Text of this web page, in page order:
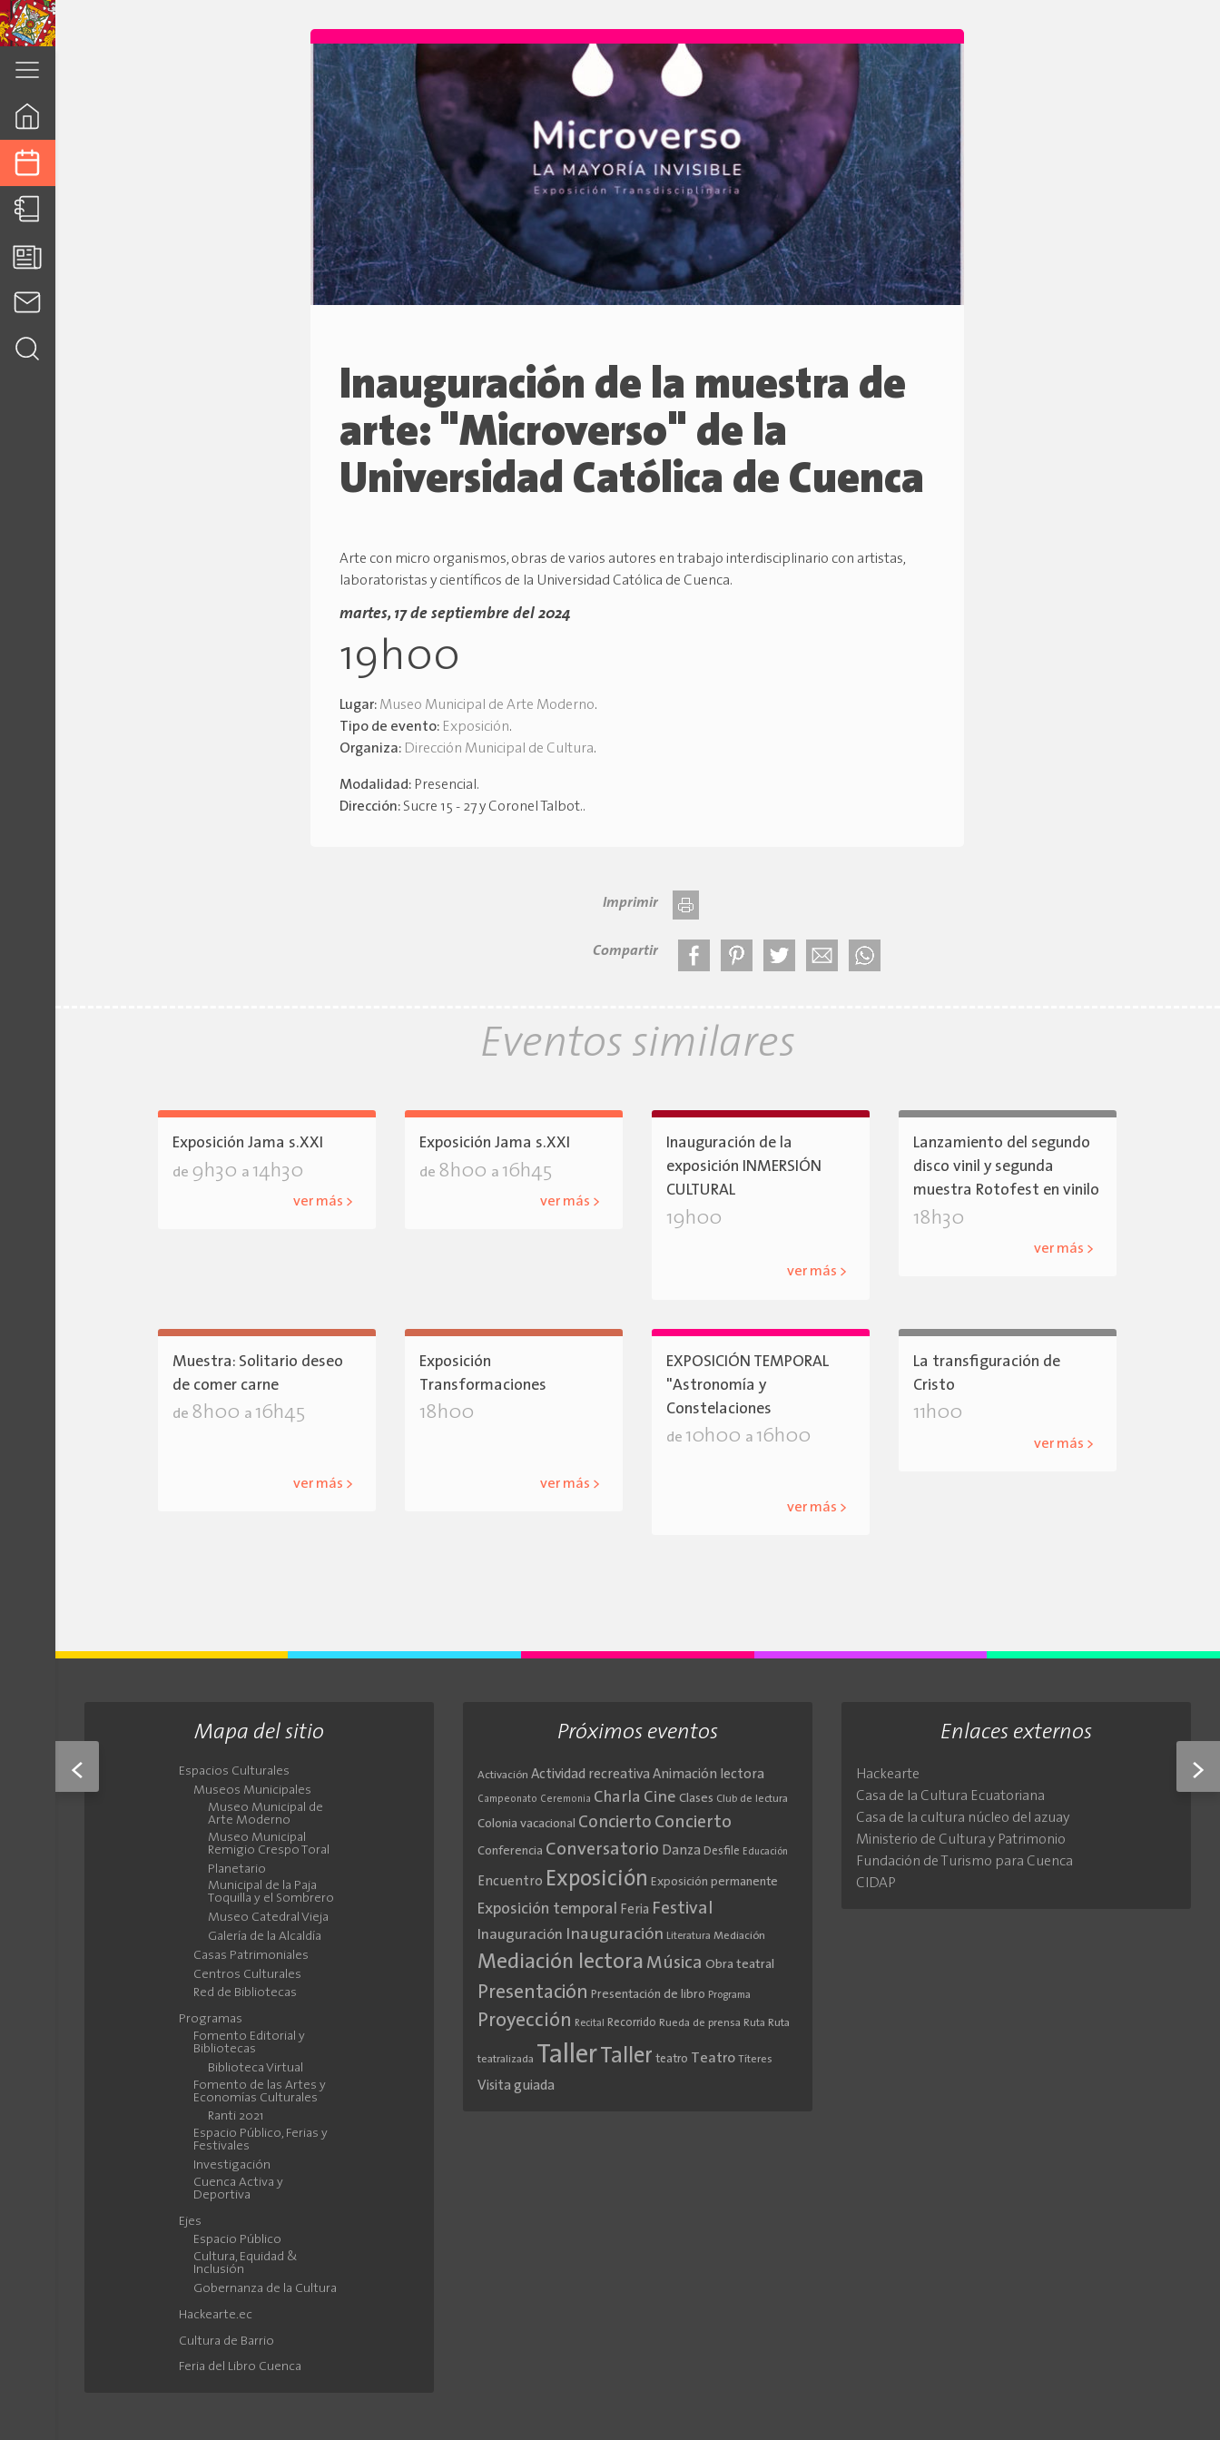
Inauguración de la muestra de
arte: "Microverso" de la
Universidad Católica de Cuenca
Arte con micro organismos, obras de varios autores en trabajo interdisciplinario con artistas,
laboratoristas y científicos de la Universidad Católica de Cuenca.
martes, 17 de septiembre del 2024
19h00
Lugar: Museo Municipal de Arte Moderno.
Tipo de evento: Exposición.
Organiza: Dirección Municipal de Cultura.
Modalidad: Presencial.
Dirección: Sucre 15 - 27 y Coronel Talbot..
Imprimir
Compartir
< >
Eventos similares
Exposición Jama s.XXI
de 9h30 a 14h30
ver más >
Exposición Jama s.XXI
de 8h00 a 16h45
ver más >
Inauguración de la
exposición INMERSIÓN
CULTURAL
19h00
ver más >
Lanzamiento del segundo
disco vinil y segunda
muestra Rotofest en vinilo
18h30
ver más >
Muestra: Solitario deseo
de comer carne
de 8h00 a 16h45
ver más >
Exposición
Transformaciones
18h00
ver más >
EXPOSICIÓN TEMPORAL
"Astronomía y
Constelaciones
de 10h00 a 16h00
ver más >
La transfiguración de
Cristo
11h00
ver más >
Mapa del sitio
Espacios Culturales
Museos Municipales
Museo Municipal de
Arte Moderno
Museo Municipal
Remigio Crespo Toral
Planetario
Municipal de la Paja
Toquilla y el Sombrero
Museo Catedral Vieja
Galería de la Alcaldía
Casas Patrimoniales
Centros Culturales
Red de Bibliotecas
Programas
Fomento Editorial y
Bibliotecas
Biblioteca Virtual
Fomento de las Artes y
Economías Culturales
Ranti 2021
Espacio Público, Ferias y
Festivales
Investigación
Cuenca Activa y
Deportiva
Ejes
Espacio Público
Cultura, Equidad &
Inclusión
Gobernanza de la Cultura
Hackearte.ec
Cultura de Barrio
Feria del Libro Cuenca
Próximos eventos
Activación Actividad recreativa Animación lectora
Campeonato Ceremonia Charla Cine Clases Club de lectura
Colonia vacacional Concierto Concierto
Conferencia Conversatorio Danza Desfile Educación
Encuentro Exposición Exposición permanente
Exposición temporal Feria Festival
Inauguración Inauguración Literatura Mediación
Mediación lectora Música Obra teatral
Presentación Presentación de libro Programa
Proyección Recital Recorrido Rueda de prensa Ruta Ruta
teatralizada Taller Taller teatro Teatro Títeres
Visita guiada
Enlaces externos
Hackearte
Casa de la Cultura Ecuatoriana
Casa de la cultura núcleo del azuay
Ministerio de Cultura y Patrimonio
Fundación de Turismo para Cuenca
CIDAP